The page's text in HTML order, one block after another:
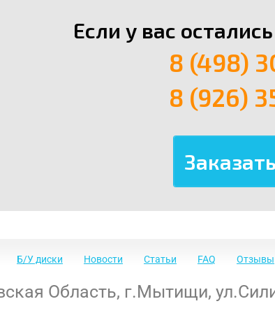
Если у вас
8 (498)
8 (926)
Б/У диски Новости Статьи FAQ Отзывы
Область, г.Мытищи,